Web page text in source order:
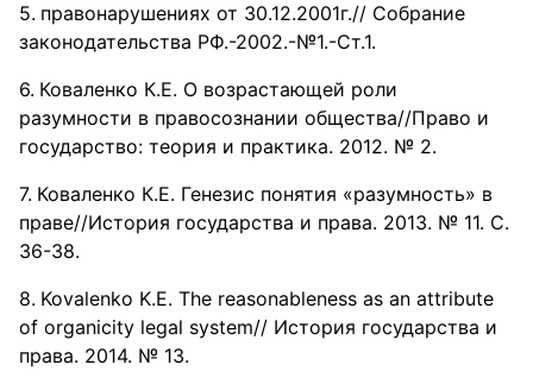
правонарушениях от 30.12.2001г.// Собрание
законодательства РФ.-2002.-№1.-Ст.1.
Коваленко К.Е. О возрастающей роли
разумности в правосознании общества//Право и
государство: теория и практика. 2012. № 2.
Коваленко К.Е. Генезис понятия «разумность» в
праве//История государства и права. 2013. № 11. С.
36-38.
Kovalenko K.E. The reasonableness as an attribute
of organicity legal system// История государства и
права. 2014. № 13.